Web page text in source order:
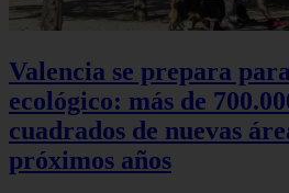
Valencia se prepara
ecológico: más de
cuadrados de nuevas
próximos años